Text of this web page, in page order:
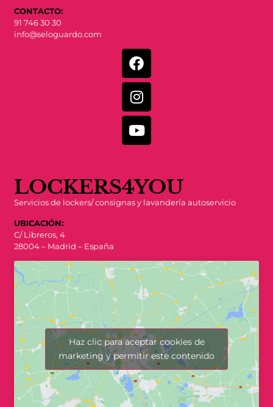
CONTACTO:
91 746 30 30
info@seloguardo.com
LOCKERS4YOU
Servicios de lockers/ consignas y lavandería autoservicio
UBICACIÓN:
C/ Libreros, 4
28004 – Madrid – España
Haz clic para aceptar cookies de
marketing y permitir este contenido